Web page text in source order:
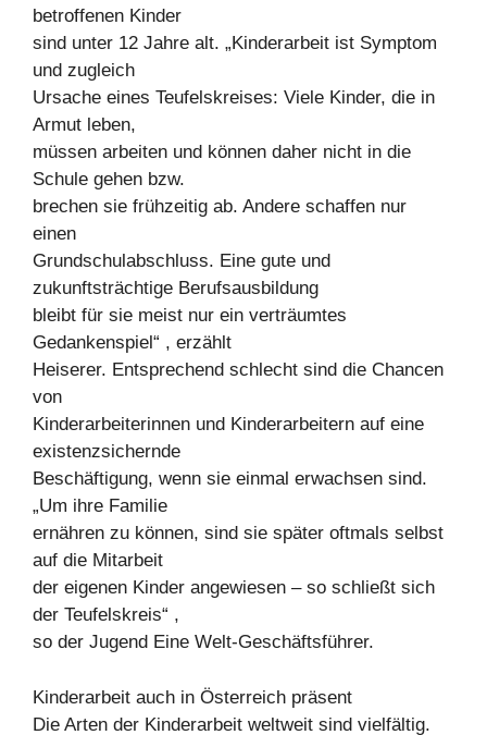
betroffenen Kinder
sind unter 12 Jahre alt. „Kinderarbeit ist Symptom
und zugleich
Ursache eines Teufelskreises: Viele Kinder, die in
Armut leben,
müssen arbeiten und können daher nicht in die
Schule gehen bzw.
brechen sie frühzeitig ab. Andere schaffen nur
einen
Grundschulabschluss. Eine gute und
zukunftsträchtige Berufsausbildung
bleibt für sie meist nur ein verträumtes
Gedankenspiel“ , erzählt
Heiserer. Entsprechend schlecht sind die Chancen
von
Kinderarbeiterinnen und Kinderarbeitern auf eine
existenzsichernde
Beschäftigung, wenn sie einmal erwachsen sind.
„Um ihre Familie
ernähren zu können, sind sie später oftmals selbst
auf die Mitarbeit
der eigenen Kinder angewiesen – so schließt sich
der Teufelskreis“ ,
so der Jugend Eine Welt-Geschäftsführer.
Kinderarbeit auch in Österreich präsent
Die Arten der Kinderarbeit weltweit sind vielfältig.